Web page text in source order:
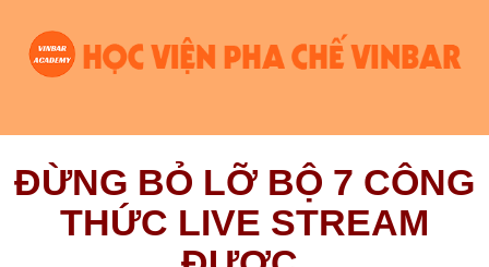
ĐỪNG BỎ LỠ BỘ 7 CÔNG
THỨC LIVE STREAM